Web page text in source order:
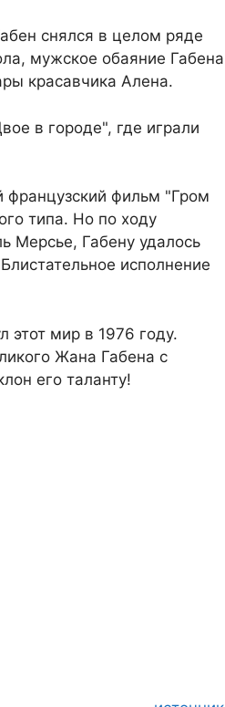
снялся в целом ряде
мужское обаяние Габена
красавчика Алена.
в городе", где играли
французский фильм "Гром
типа. Но по ходу
Мерсье, Габену удалось
исполнение
этот мир в 1976 году.
Жана Габена с
его таланту!